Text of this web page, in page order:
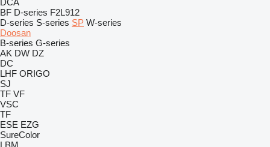
DCA
BF D-series F2L912
D-series S-series SP W-series
Doosan
B-series G-series
AK DW DZ
DC
LHF ORIGO
SJ
TF VF
VSC
TF
ESE EZG
SureColor
LBM